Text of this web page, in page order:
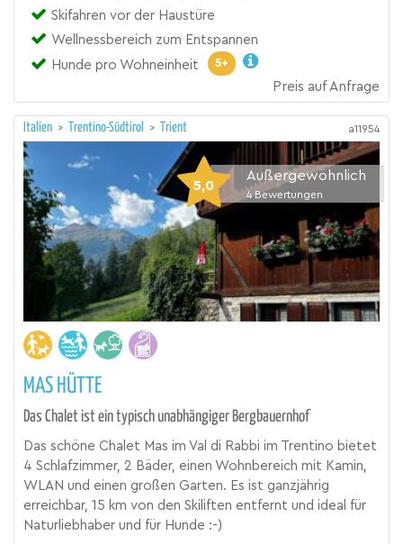
Skifahren vor der Haustüre
Wellnessbereich zum Entspannen
Hunde pro Wohneinheit
5+
Preis auf Anfrage
Italien > Trentino-Südtirol > Trient a11954
5,0
Außergewöhnlich
4 Bewertungen
MAS HÜTTE
Das Chalet ist ein typisch unabhängiger Bergbauernhof
Das schöne Chalet Mas im Val di Rabbi im Trentino bietet
4 Schlafzimmer, 2 Bäder, einen Wohnbereich mit Kamin,
WLAN und einen großen Garten. Es ist ganzjährig
erreichbar, 15 km von den Skiliften entfernt und ideal für
Naturliebhaber und für Hunde :-)